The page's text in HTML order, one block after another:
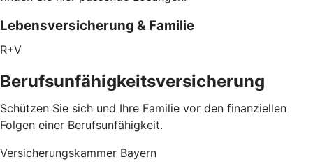
Lebensversicherung & Familie
R+V
Berufsunfähigkeitsversicherung
Schützen Sie sich und Ihre Familie vor den finanziellen
Folgen einer Berufsunfähigkeit.
Versicherungskammer Bayern